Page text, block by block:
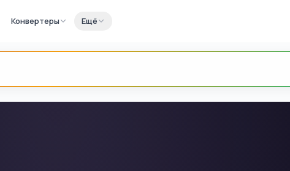
Конвертеры Ещё